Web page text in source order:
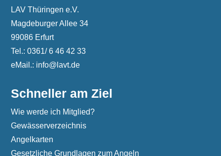
LAV Thüringen e.V.
Magdeburger Allee 34
99086 Erfurt
Tel.: 0361/ 6 46 42 33
eMail.: info@lavt.de
Schneller am Ziel
Wie werde ich Mitglied?
Gewässerverzeichnis
Angelkarten
Gesetzliche Grundlagen zum Angeln